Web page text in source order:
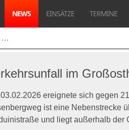
NEWS EINSÄTZE TERMINE
im
ereignete sich gegen
ist eine Nebenstrecke
und liegt außerhalb der